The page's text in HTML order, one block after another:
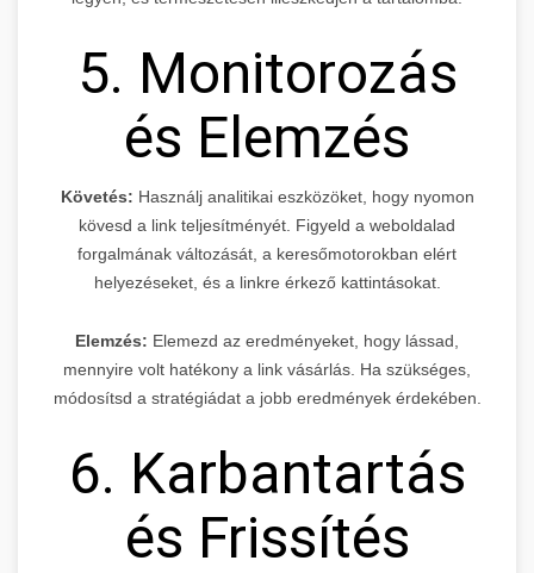
5. Monitorozás
és Elemzés
Követés: Használj analitikai eszközöket, hogy nyomon
kövesd a link teljesítményét. Figyeld a weboldalad
forgalmának változását, a keresőmotorokban elért
helyezéseket, és a linkre érkező kattintásokat.
Elemzés: Elemezd az eredményeket, hogy lássad,
mennyire volt hatékony a link vásárlás. Ha szükséges,
módosítsd a stratégiádat a jobb eredmények érdekében.
6. Karbantartás
és Frissítés